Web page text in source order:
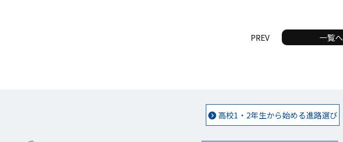
PREV 一覧へ
高校1・2年生から始める進路選び